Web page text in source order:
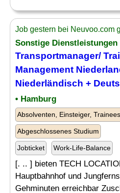
Job gestern bei Neuvoo.com
Sonstige
Transportmanager/
Management
Niederländisch +
• Hamburg
Absolventen, Einsteiger, Trainees
Abgeschlossenes Studium
Jobticket Work-Life-Balance
[. .. ] bieten TECH
Hauptbahnhof und
Gehminuten erreichbar